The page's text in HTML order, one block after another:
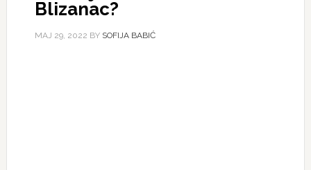
Blizanac?
МАЈ 29, 2022 BY SOFIJA BABIĆ